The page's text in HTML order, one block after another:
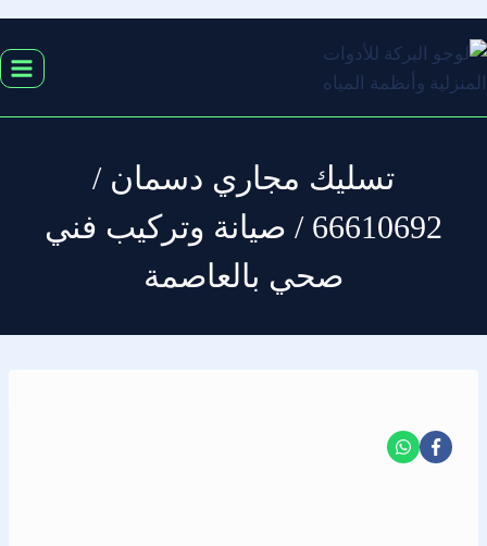
إلى
المحتوى
تسليك مجاري دسمان /
66610692 / صيانة وتركيب فني
صحي بالعاصمة